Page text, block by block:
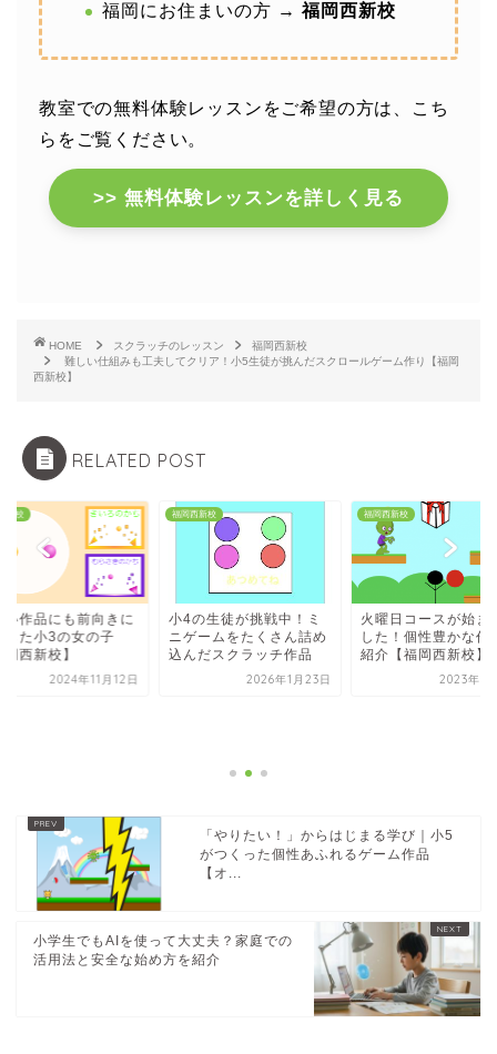
福岡にお住まいの方 →福岡西新校
教室での無料体験レッスンをご希望の方は、こち
らをご覧ください。
>> 無料体験レッスンを詳しく見る
HOME スクラッチのレッスン
福岡西新校
難しい仕組みも工夫してクリア！小5生徒が挑んだスクロールゲーム作り【福岡
西新校】
RELATED POST
新校
い作品にも前向きに
した小3の女の子
西新校】
2024年11月12日
福岡西新校
小4の生徒が挑戦中！ミ
ニゲームをたくさん詰め
込んだスクラッチ作品
2026年1月23日
福岡西新校
火曜日コースが始ま
した！個性豊かな作
紹介【福岡西新校】
2023年6
「やりたい！」からはじまる学び｜小5
がつくった個性あふれるゲーム作品
【オ...
小学生でもAIを使って大丈夫？家庭での
活用法と安全な始め方を紹介